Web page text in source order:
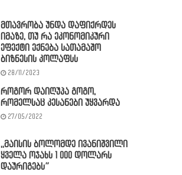
მთავრობა უნდა დაფიქრდეს
იმაზე, თუ რა ეკონომიკური
ეფექტი ექნება სათამაშო
ბიზნესის კოლაფსს
28/11/2023
როგორ დაიღუპა გოგო,
რომელსაც კესანები უყვარდა
27/05/2022
,,მაისის ბოლომდე ივანიშვილი
ყველა ოჯახს 1 000 დოლარს
დაურიგებს”